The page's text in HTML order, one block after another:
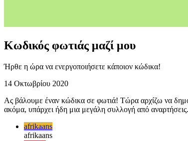
Κωδικός φωτιάς μαζί μου
Ήρθε η ώρα να ενεργοποιήσετε κάποιον κώδικα!
14 Οκτωβρίου 2020
Ας βάλουμε έναν κώδικα σε φωτιά! Τώρα αρχίζω να
ακόμα, υπάρχει ήδη μια μεγάλη συλλογή από αναρτήσεις.